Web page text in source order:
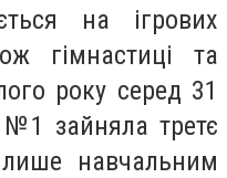
на ігрових
гімнастиці та
року серед 31
зайняла третє
навчальним